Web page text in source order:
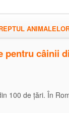
pentru câinii
100 de țări. În